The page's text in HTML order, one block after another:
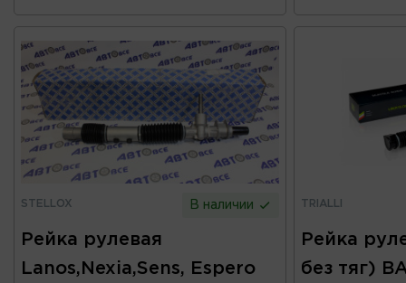
STELLOX В наличии
Рейка рулевая
Lanos,Nexia,Sens, Espero
TRIALLI
Рейка
без тяг)